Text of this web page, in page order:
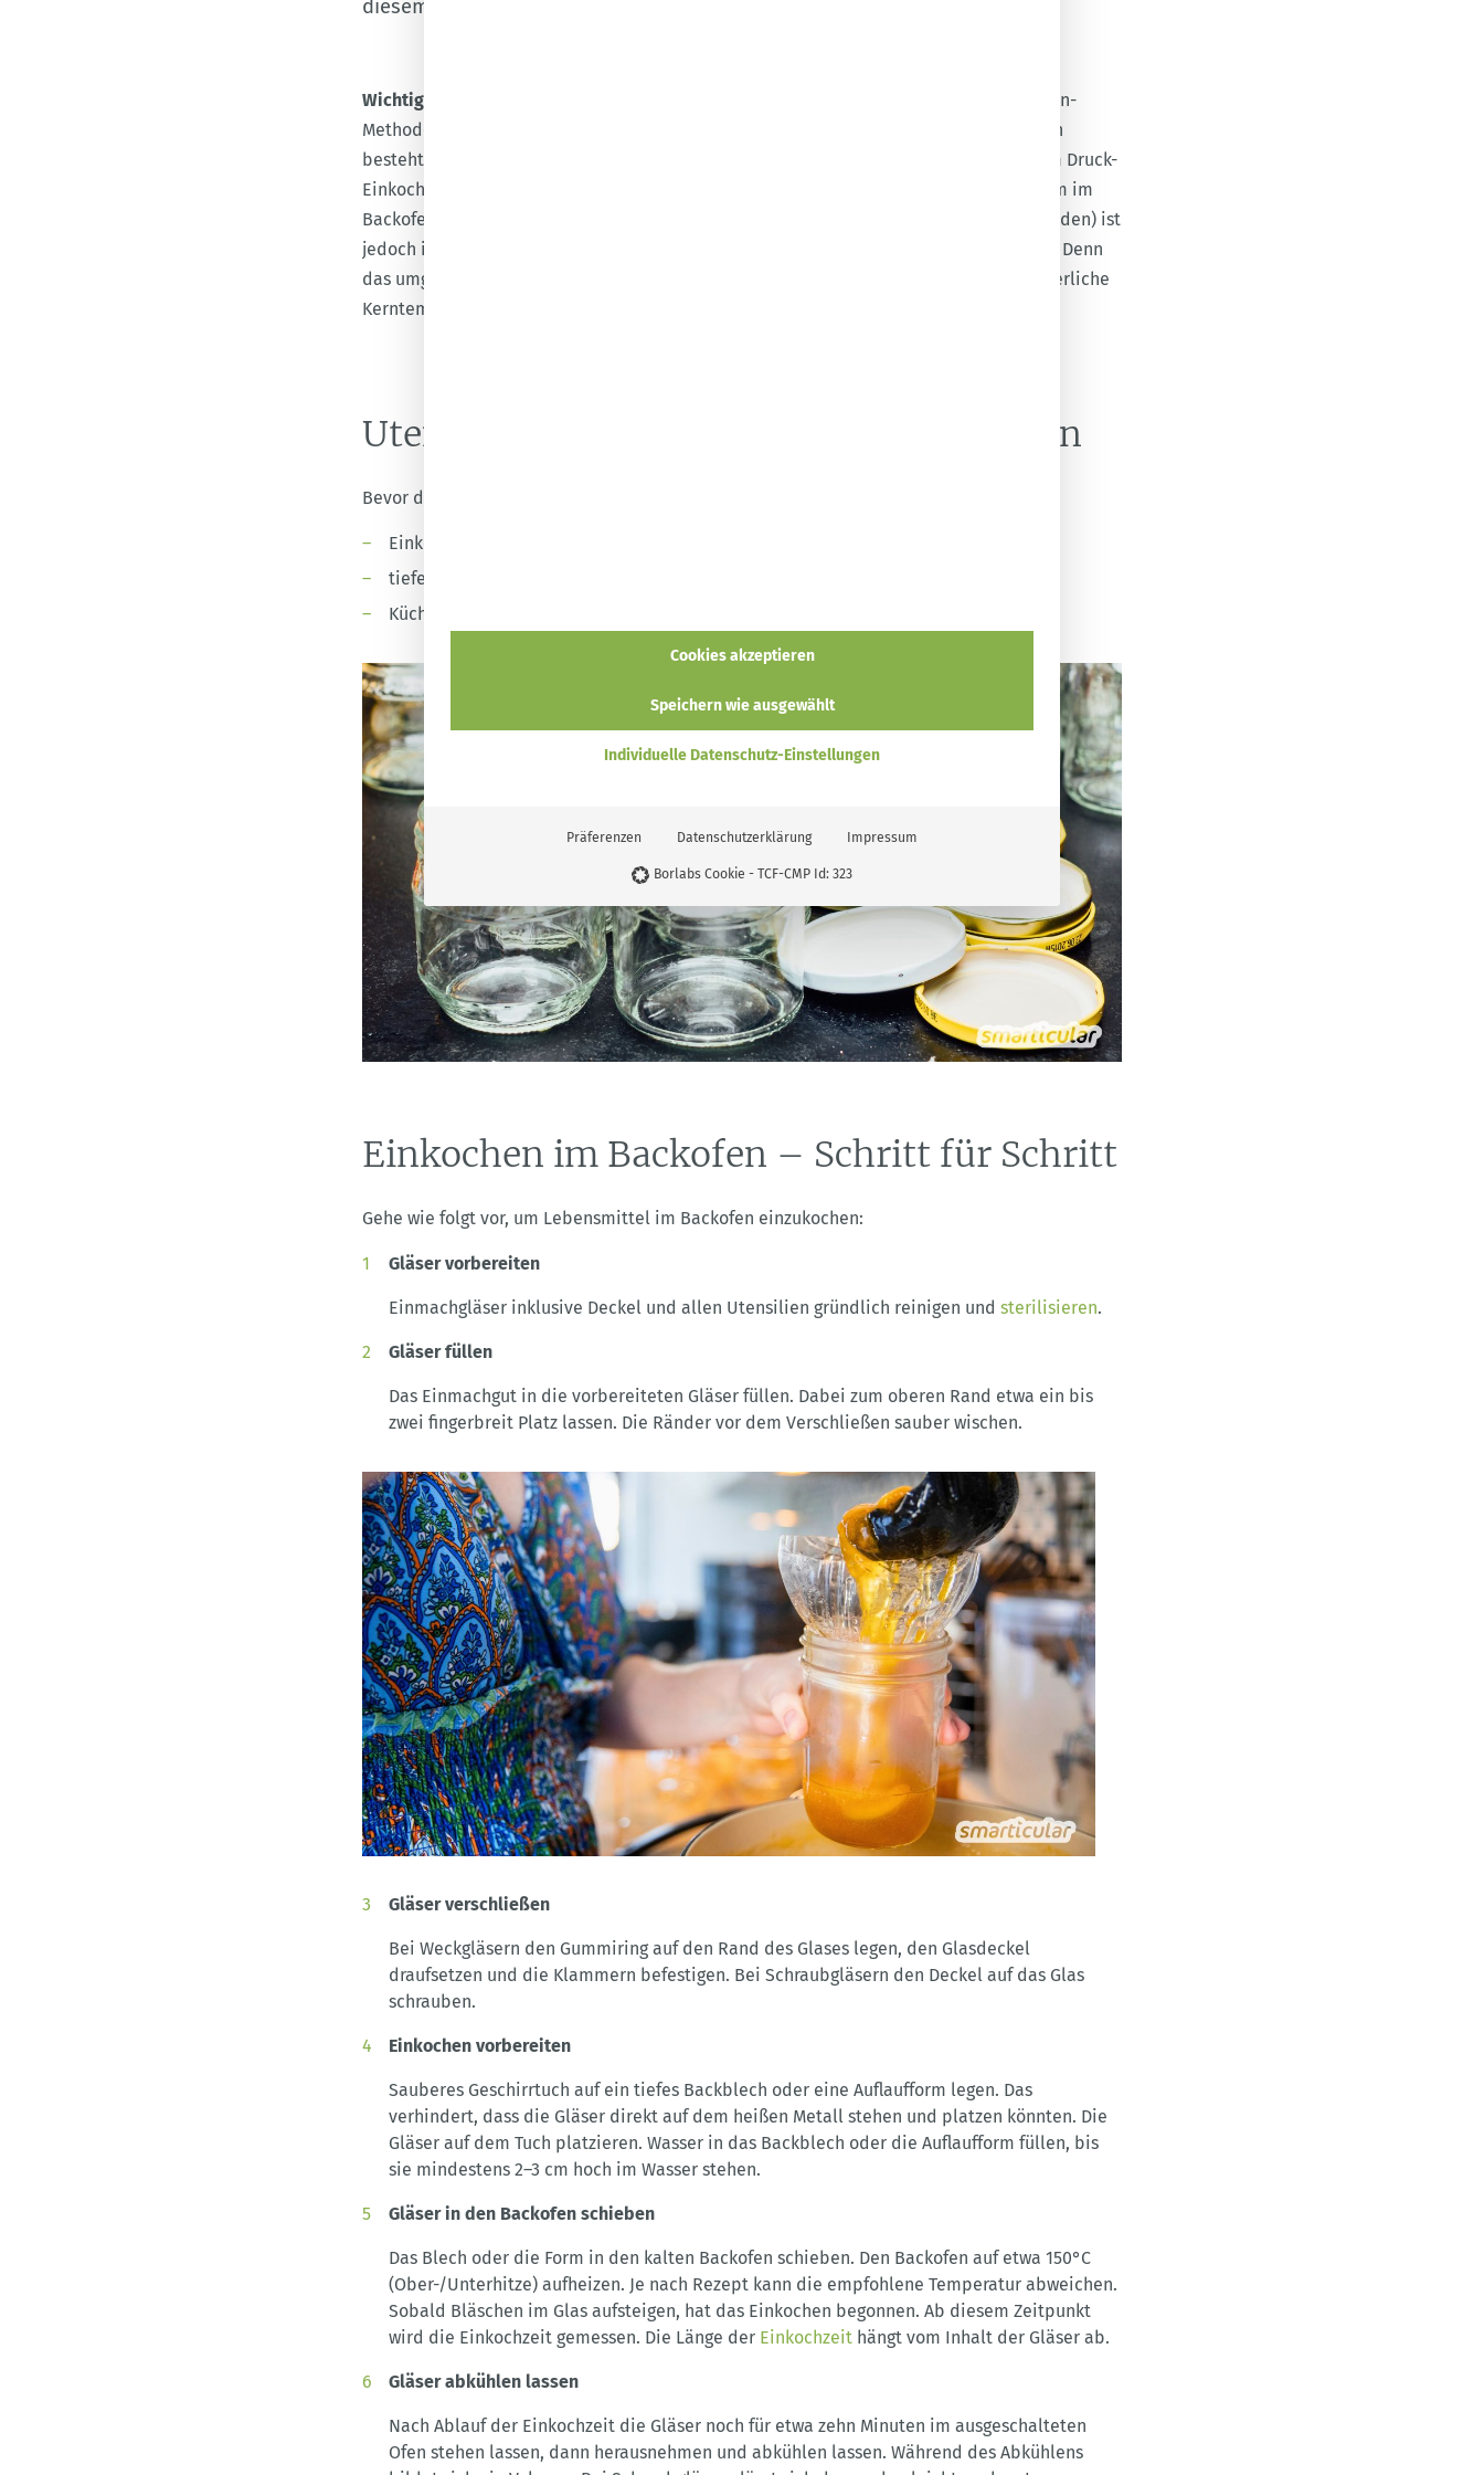
diesem Beitrag.
Wichtig:
Für Kichererbsen, Bohnen und andere säurearme Lebensmittel ist die Backofen-
Methode NICHT geeignet, weil die Gefahr einer Verunreinigung mit Botulismus-Erregern
besteht. Diese benötigen eine höhere Einkochtemperatur von > 121 °C, die nur in einem Druck-
Einkochtopf (Pressure Canner) erreicht wird. Bei anderen Lebensmitteln gilt: Einkochem im
Backofen ist möglich und unkompliziert. Sicherer (und mit längerer Haltbarkeit verbunden) ist
jedoch in jedem Fall das klassische
. Denn
das umgebende Wasser überträgt die Wärme schneller ans Einmachgut und die erforderliche
Kerntemperatur wird zuverlässiger erreicht.
Utensilien für das Einkochen im Backofen
Bevor du mit dem Einkochen beginnst, lege dir ein paar Utensilien bereit:
Einkochgläser (z.B. Weckgläser oder
tiefes Backblech oder Auflaufform
Küchenhandtuch oder Stück Stoff in passender Größe
Einkochen im Backofen – Schritt für Schritt
Gehe wie folgt vor, um Lebensmittel im Backofen einzukochen:
Gläser vorbereiten
Einmachgläser inklusive Deckel und allen Utensilien gründlich reinigen und sterilisieren.
Gläser füllen
Das Einmachgut in die vorbereiteten Gläser füllen. Dabei zum oberen Rand etwa ein bis
zwei fingerbreit Platz lassen. Die Ränder vor dem Verschließen sauber wischen.
Gläser verschließen
Bei Weckgläsern den Gummiring auf den Rand des Glases legen, den Glasdeckel
draufsetzen und die Klammern befestigen. Bei Schraubgläsern den Deckel auf das Glas
schrauben.
Einkochen vorbereiten
Sauberes Geschirrtuch auf ein tiefes Backblech oder eine Auflaufform legen. Das
verhindert, dass die Gläser direkt auf dem heißen Metall stehen und platzen könnten. Die
Gläser auf dem Tuch platzieren. Wasser in das Backblech oder die Auflaufform füllen, bis
sie mindestens 2–3 cm hoch im Wasser stehen.
Gläser in den Backofen schieben
Das Blech oder die Form in den kalten Backofen schieben. Den Backofen auf etwa 150°C
(Ober-/Unterhitze) aufheizen. Je nach Rezept kann die empfohlene Temperatur abweichen.
Sobald Bläschen im Glas aufsteigen, hat das Einkochen begonnen. Ab diesem Zeitpunkt
wird die Einkochzeit gemessen. Die Länge der Einkochzeit hängt vom Inhalt der Gläser ab.
Gläser abkühlen lassen
Nach Ablauf der Einkochzeit die Gläser noch für etwa zehn Minuten im ausgeschalteten
Ofen stehen lassen, dann herausnehmen und abkühlen lassen. Während des Abkühlens
Cookies akzeptieren
Speichern wie ausgewählt
Individuelle Datenschutz-Einstellungen
Präferenzen Datenschutzerklärung Impressum
Borlabs Cookie - TCF-CMP Id: 323